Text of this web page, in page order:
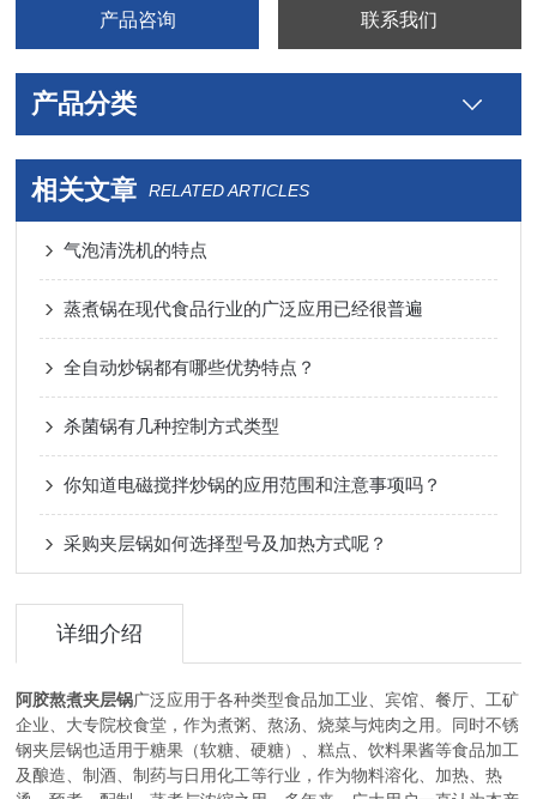
产品咨询 联系我们
产品分类
相关文章 RELATED ARTICLES
气泡清洗机的特点
蒸煮锅在现代食品行业的广泛应用已经很普遍
全自动炒锅都有哪些优势特点？
杀菌锅有几种控制方式类型
你知道电磁搅拌炒锅的应用范围和注意事项吗？
采购夹层锅如何选择型号及加热方式呢？
详细介绍
阿胶熬煮夹层锅广泛应用于各种类型食品加工业、宾馆、餐厅、工矿
企业、大专院校食堂，作为煮粥、熬汤、烧菜与炖肉之用。同时不锈
钢夹层锅也适用于糖果（软糖、硬糖）、糕点、饮料果酱等食品加工
及酿造、制酒、制药与日用化工等行业，作为物料溶化、加热、热